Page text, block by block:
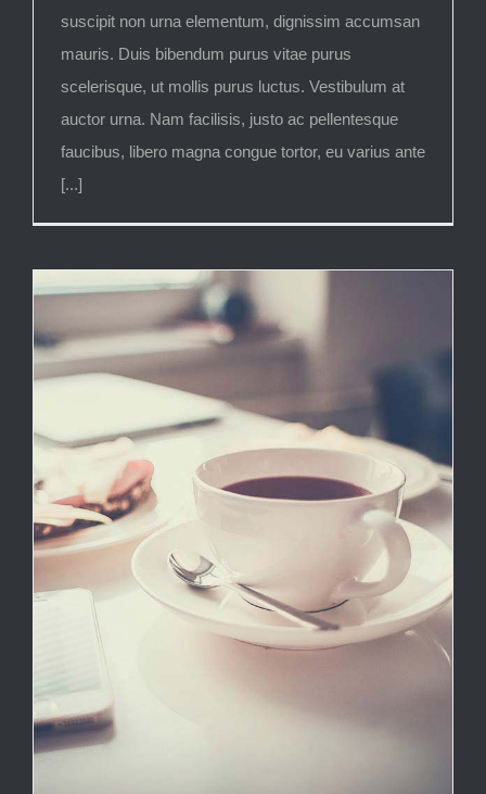
suscipit non urna elementum, dignissim accumsan
mauris. Duis bibendum purus vitae purus
scelerisque, ut mollis purus luctus. Vestibulum at
auctor urna. Nam facilisis, justo ac pellentesque
faucibus, libero magna congue tortor, eu varius ante
[...]